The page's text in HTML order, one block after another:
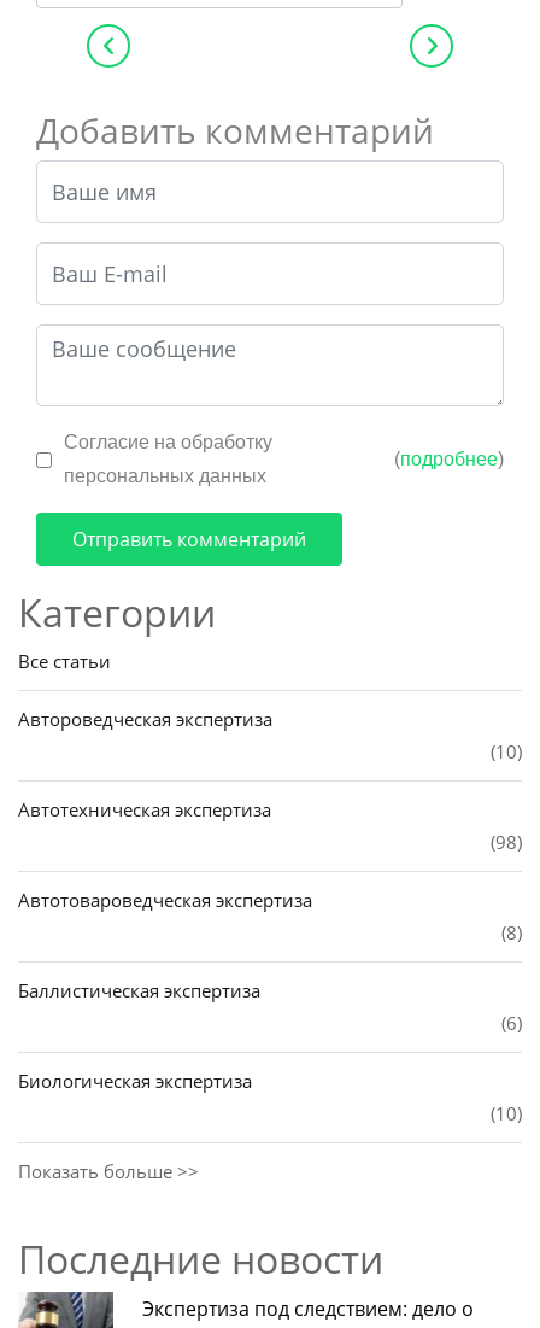
Добавить комментарий
Согласие на обработку
персональных данных
(подробнее)
Отправить комментарий
Категории
Все статьи
Автороведческая экспертиза
(10)
Автотехническая экспертиза
(98)
Автотовароведческая экспертиза
(8)
Баллистическая экспертиза
(6)
Биологическая экспертиза
(10)
Показать больше >>
Последние новости
Экспертиза под следствием: дело о